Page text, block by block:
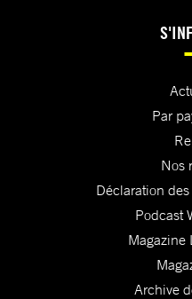
Par
Nos
Déclaration
Podcast
Magazine
Archive